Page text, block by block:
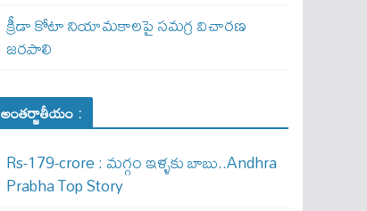
క్రీడా కోటా నియామకాలపై సమగ్ర విచారణ
జరపాలి
అంతర్జాతీయం :
Rs-179-crore : మ‌గ్గం ఇళ్ళ‌కు బాబు..Andhra
Prabha Top Story